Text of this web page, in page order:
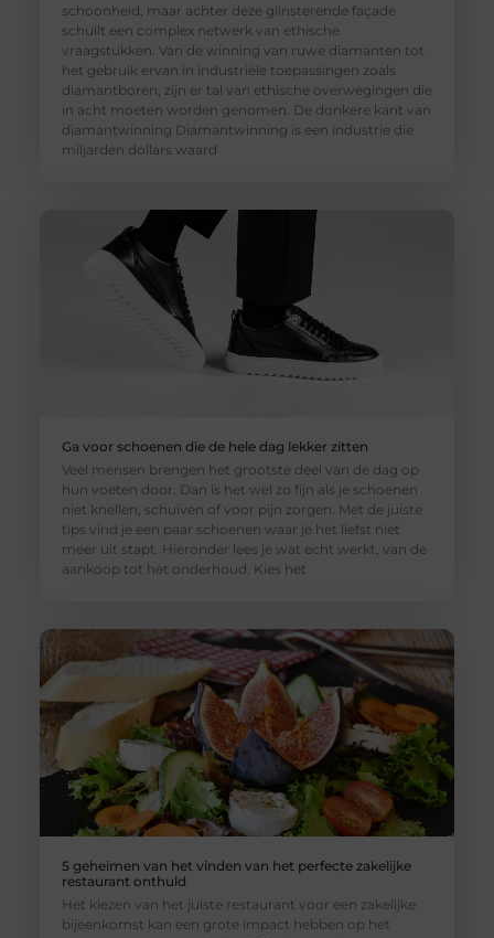
schoonheid, maar achter deze glinsterende façade
schuilt een complex netwerk van ethische
vraagstukken. Van de winning van ruwe diamanten tot
het gebruik ervan in industriële toepassingen zoals
diamantboren, zijn er tal van ethische overwegingen die
in acht moeten worden genomen. De donkere kant van
diamantwinning Diamantwinning is een industrie die
miljarden dollars waard
Ga voor schoenen die de hele dag lekker zitten
Veel mensen brengen het grootste deel van de dag op
hun voeten door. Dan is het wel zo fijn als je schoenen
niet knellen, schuiven of voor pijn zorgen. Met de juiste
tips vind je een paar schoenen waar je het liefst niet
meer uit stapt. Hieronder lees je wat echt werkt, van de
aankoop tot het onderhoud. Kies het
5 geheimen van het vinden van het perfecte zakelijke
restaurant onthuld
Het kiezen van het juiste restaurant voor een zakelijke
bijeenkomst kan een grote impact hebben op het